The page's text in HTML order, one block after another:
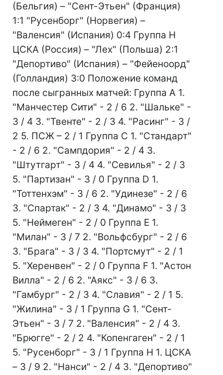
(Бельгия) – "Сент-Этьен" (Франция)
1:1 "Русенборг" (Норвегия) –
"Валенсия" (Испания) 0:4 Группа Н
ЦСКА (Россия) – "Лех" (Польша) 2:1
"Депортиво" (Испания) – "Фейеноорд"
(Голландия) 3:0 Положение команд
после сыгранных матчей: Группа А 1.
"Манчестер Сити" - 2 / 6 2. "Шальке" -
3 / 4 3. "Твенте" - 2 / 3 4. "Расинг" - 3 /
2 5. ПСЖ – 2 / 1 Группа С 1. "Стандарт"
- 2 / 6 2. "Сампдория" - 2 / 4 3.
"Штутгарт" - 3 / 4 4. "Севилья" - 2 / 3
5. "Партизан" - 3 / 0 Группа D 1.
"Тоттенхэм" - 3 / 6 2. "Удинезе" - 2 / 6
3. "Спартак" - 2 / 3 4. "Динамо" - 3 / 3
5. "Неймеген" - 2 / 0 Группа Е 1.
"Милан" - 3 / 7 2. "Вольфсбург" - 2 / 6
3. "Брага" - 3 / 3 4. "Портсмут" - 2 / 1
5. "Херенвен" - 2 / 0 Группа F 1. "Астон
Вилла" - 2 / 6 2. "Аякс" - 3 / 6 3.
"Гамбург" - 2 / 3 4. "Славия" - 2 / 1 5.
"Жилина" - 3 / 1 Группа G 1. "Сент-
Этьен" - 3 / 7 2. "Валенсия" - 2 / 4 3.
"Брюгге" - 2 / 2 4. "Копенгаген" - 2 / 1
5. "Русенборг" - 3 / 1 Группа Н 1. ЦСКА
– 3 / 9 2. "Нанси" - 2 / 4 3. "Депортиво"